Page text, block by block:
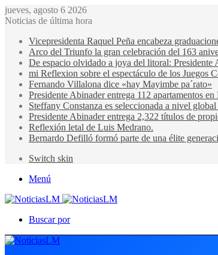
jueves, agosto 6 2026
Noticias de última hora
Vicepresidenta Raquel Peña encabeza
Arco del Triunfo la gran celebración del 163
De espacio olvidado a joya del litoral: Presidente
mi Reflexion sobre el espectáculo de los Juegos
Fernando Villalona dice «hay Mayimbe pa´rato»
Presidente Abinader entrega 112 apartamentos
Steffany Constanza es seleccionada a nivel
Presidente Abinader entrega 2,322 títulos de
Reflexión letal de Luis Medrano.
Bernardo Defilló formó parte de una élite
Switch skin
Menú
Buscar por